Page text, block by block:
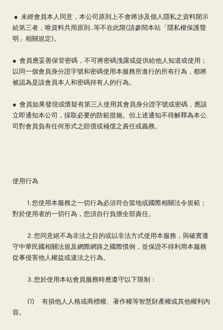
● 未經會員本人同意，本公司原則上不會將涉及個人隱私之資料開示
給第三者，唯資料共用原則…等不在此限(請參閱本站「隱私權保護聲
明」相關規定)。
● 會員應妥善保管密碼，不可將密碼洩露或提供給他人知道或使用；
以同一個會員身分證字號和密碼使用本服務所進行的所有行為，都將
被認為是該會員本人和密碼持有人的行為。
● 會員如果發現或懷疑有第三人使用其會員身分證字號或密碼，應該
立即通知本公司，採取必要的防範措施。但上述通知不得解釋為本公
司對會員負有任何形式之賠償或補償之責任或義務。
使用行為
1. 您使用本服務之一切行為必須符合當地或國際相關法令規範；
對於使用者的一切行為，您須自行負擔全部責任。
2. 您同意絕不為非法之目的或以非法方式使用本服務，與確實遵
守中華民國相關法規及網際網路之國際慣例，並保證不得利用本服務
從事侵害他人權益或違法之行為。
3. 您於使用本站會員服務時應遵守以下限制：
(1) 有損他人人格或商標權、著作權等智慧財產權或其他權利內
容。